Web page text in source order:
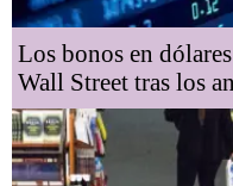
Los bonos en
Wall Street tras los